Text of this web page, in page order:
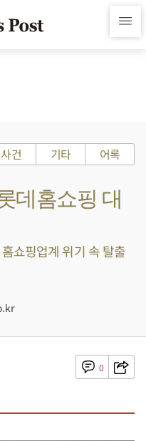
사건 기타 어록
데홈쇼핑 대
쇼핑업계 위기 속 탈출
0